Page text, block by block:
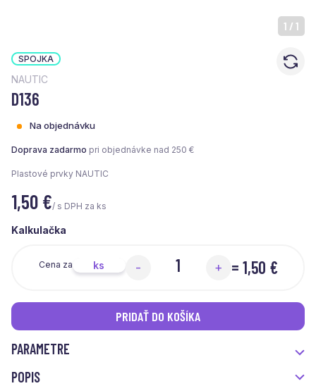
1 / 1
SPOJKA
NAUTIC
D136
Na objednávku
Doprava zadarmo pri objednávke nad 250 €
Plastové prvky NAUTIC
1,50 €/ s DPH za ks
Kalkulačka
Cena za ks - + = 1,50 €
PRIDAŤ DO KOŠÍKA
PARAMETRE
POPIS